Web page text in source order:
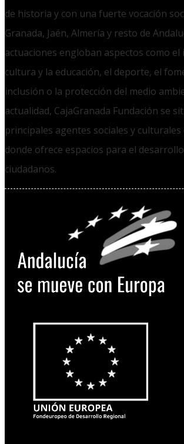
de historia y con una fuerte vocación
Granada, Jaén, Almería y resto de
actuaciones engloban aspectos como el
cultura y la educación, el deporte, el
inclusión o la protección del medio
actualidad, CajaGranada Fundación se
principales agentes sociales y culturales
donde ofrece espacios para el
ciudadanos.